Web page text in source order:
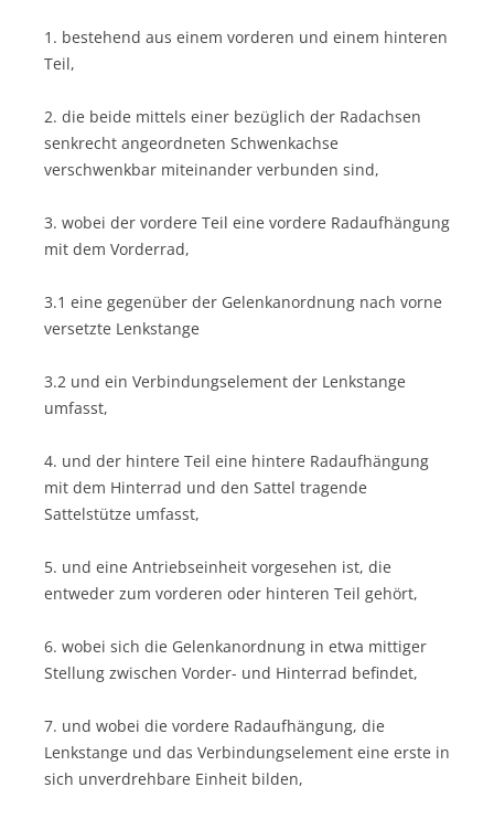
1. bestehend aus einem vorderen und einem hinteren
Teil,
2. die beide mittels einer bezüglich der Radachsen
senkrecht angeordneten Schwenkachse
verschwenkbar miteinander verbunden sind,
3. wobei der vordere Teil eine vordere Radaufhängung
mit dem Vorderrad,
3.1 eine gegenüber der Gelenkanordnung nach vorne
versetzte Lenkstange
3.2 und ein Verbindungselement der Lenkstange
umfasst,
4. und der hintere Teil eine hintere Radaufhängung
mit dem Hinterrad und den Sattel tragende
Sattelstütze umfasst,
5. und eine Antriebseinheit vorgesehen ist, die
entweder zum vorderen oder hinteren Teil gehört,
6. wobei sich die Gelenkanordnung in etwa mittiger
Stellung zwischen Vorder- und Hinterrad befindet,
7. und wobei die vordere Radaufhängung, die
Lenkstange und das Verbindungselement eine erste in
sich unverdrehbare Einheit bilden,